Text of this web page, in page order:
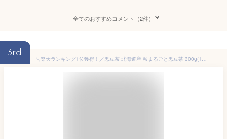
全てのおすすめコメント（2件）
3rd
＼楽天ランキング1位獲得！／黒豆茶 北海道産 粒まるごと黒豆茶 300g(10g×30包) 送料無料 国産 丸粒 ティーバッグ 煮出し 水出し ノンカフェイン